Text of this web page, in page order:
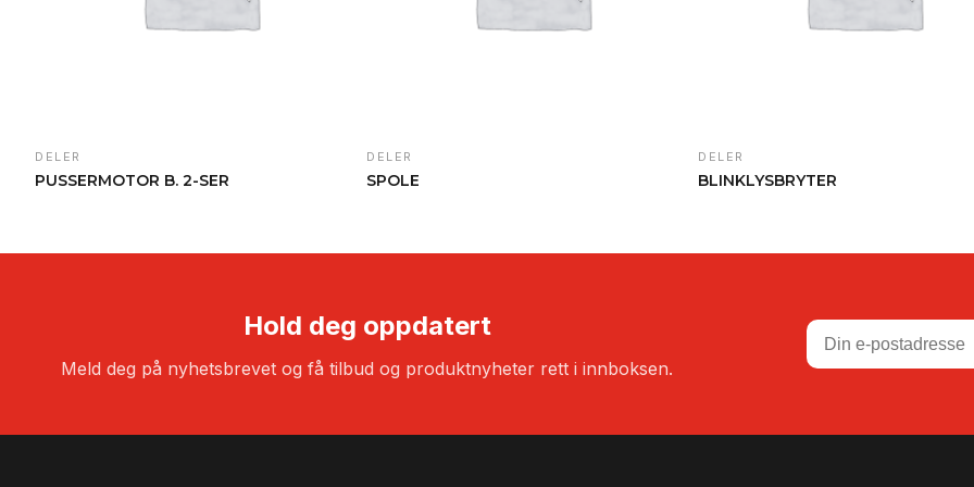
DELER
PUSSERMOTOR B. 2-SER
DELER
SPOLE
DELER
BLINKLYSBRYTER
Hold deg oppdatert
Meld deg på nyhetsbrevet og få tilbud og produktnyheter rett i innboksen.